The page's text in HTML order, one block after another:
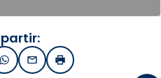
WhatsApp
EmailImprimir